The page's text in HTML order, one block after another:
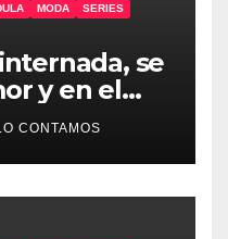
MODA
SERIES
se
y en el
CONTAMOS